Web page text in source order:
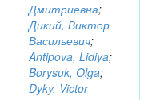
Дмитриевна;
Дикий, Виктор
Васильевич;
Antipova, Lidiya;
Borysuk, Olga;
Dyky, Victor